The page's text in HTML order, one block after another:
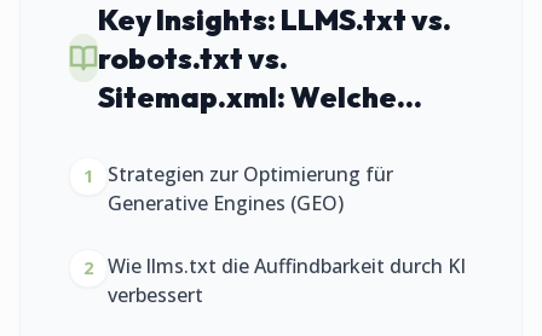
Key Insights: LLMS.txt vs.
robots.txt vs.
Sitemap.xml: Welche...
1
Strategien zur Optimierung für
Generative Engines (GEO)
2
Wie llms.txt die Auffindbarkeit durch KI
verbessert